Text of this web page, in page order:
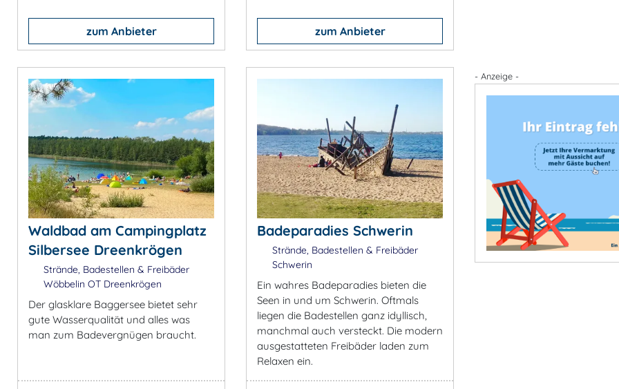
zum Anbieter zum Anbieter
Waldbad am Campingplatz
Silbersee Dreenkrögen
Strände, Badestellen & Freibäder
Wöbbelin OT Dreenkrögen
Der glasklare Baggersee bietet sehr
gute Wasserqualität und alles was
man zum Badevergnügen braucht.
Badeparadies Schwerin
Strände, Badestellen & Freibäder
Schwerin
Ein wahres Badeparadies bieten die
Seen in und um Schwerin. Oftmals
liegen die Badestellen ganz idyllisch,
manchmal auch versteckt. Die modern
ausgestatteten Freibäder laden zum
Relaxen ein.
- Anzeige -